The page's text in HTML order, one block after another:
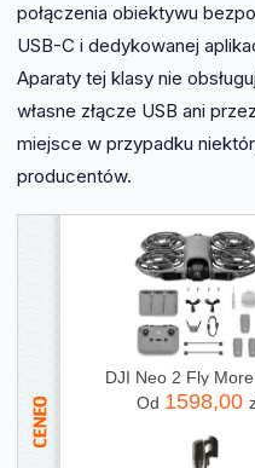
połączenia obiektywu
USB-C i dedykowanej
Aparaty tej klasy nie
własne złącze USB ani
miejsce w przypadku
producentów.
Od 1598,00